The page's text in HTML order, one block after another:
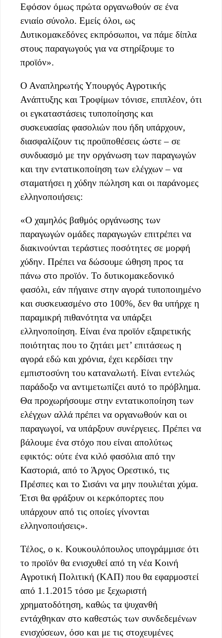
Εφόσον όμως πρώτα οργανωθούν σε ένα
ενιαίο σύνολο. Εμείς όλοι, ως
Δυτικομακεδόνες εκπρόσωποι, να πάμε δίπλα
στους παραγωγούς για να στηρίξουμε το
προϊόν».
Ο Αναπληρωτής Υπουργός Αγροτικής
Ανάπτυξης και Τροφίμων τόνισε, επιπλέον, ότι
οι εγκαταστάσεις τυποποίησης και
συσκευασίας φασολιών που ήδη υπάρχουν,
διασφαλίζουν τις προϋποθέσεις ώστε – σε
συνδυασμό με την οργάνωση των παραγωγών
και την εντατικοποίηση των ελέγχων – να
σταματήσει η χύδην πώληση και οι παράνομες
ελληνοποιήσεις:
«Ο χαμηλός βαθμός οργάνωσης των
παραγωγών ομάδες παραγωγών επιτρέπει να
διακινούνται τεράστιες ποσότητες σε μορφή
χύδην. Πρέπει να δώσουμε ώθηση προς τα
πάνω στο προϊόν. Το δυτικομακεδονικό
φασόλι, εάν πήγαινε στην αγορά τυποποιημένο
και συσκευασμένο στο 100%, δεν θα υπήρχε η
παραμικρή πιθανότητα να υπάρξει
ελληνοποίηση. Είναι ένα προϊόν εξαιρετικής
ποιότητας που το ζητάει μετ’ επιτάσεως η
αγορά εδώ και χρόνια, έχει κερδίσει την
εμπιστοσύνη του καταναλωτή. Είναι εντελώς
παράδοξο να αντιμετωπίζει αυτό το πρόβλημα.
Θα προχωρήσουμε στην εντατικοποίηση των
ελέγχων αλλά πρέπει να οργανωθούν και οι
παραγωγοί, να υπάρξουν συνέργειες. Πρέπει να
βάλουμε ένα στόχο που είναι απολύτως
εφικτός: ούτε ένα κιλό φασόλια από την
Καστοριά, από το Άργος Ορεστικό, τις
Πρέσπες και το Σισάνι να μην πουλιέται χύμα.
Έτσι θα φράξουν οι κερκόπορτες που
υπάρχουν από τις οποίες γίνονται
ελληνοποιήσεις».
Τέλος, ο κ. Κουκουλόπουλος υπογράμμισε ότι
το προϊόν θα ενισχυθεί από τη νέα Κοινή
Αγροτική Πολιτική (ΚΑΠ) που θα εφαρμοστεί
από 1.1.2015 τόσο με ξεχωριστή
χρηματοδότηση, καθώς τα ψυχανθή
εντάχθηκαν στο καθεστώς των συνδεδεμένων
ενισχύσεων, όσο και με τις στοχευμένες